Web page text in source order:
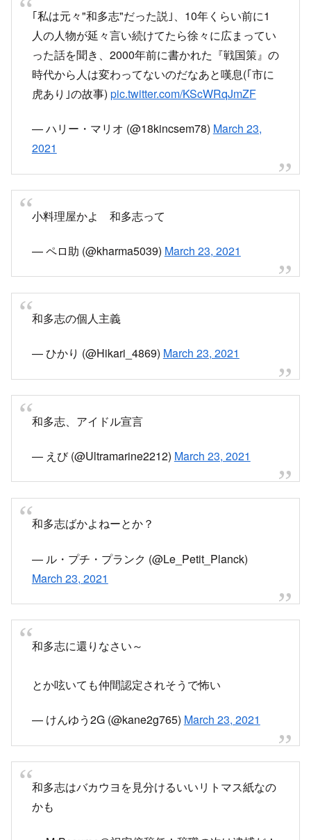
ど自分はセンス一発で真実にたどり着いたって思
い込みたいだけのちょっとヤバい系のスピった人
が多いと思う。pic.twitter.com/RfNFvbC2g6
— 味噌max (@miso_max) March 22, 2021
2021年1月にも同様の騒動
『「私」は元来「和多志」だったのにGHQに強制
されて「私」になった。だから元来の言葉である
「和多志」に戻そう！』
あるんですが、「和多志」でTwitter検索かけると
そういう人がたくさん出てきて「パンドラの箱
— ヨッピー (@yoppymodel)January 13, 2021
「私」が使われているのでGHQうんぬんは完全に
デマです。
— ヨッピー (@yoppymodel)
「和多志」を信じてる人に総ツッコミ
｢私は元々"和多志"だった説｣、10年くらい前に1
った話を聞き、2000年前に書かれた『戦国策』の
虎あり｣の故事)pic.twitter.com/KScWRqJmZF
— ハリー・マリオ (@18kincsem78)March 23,
2021